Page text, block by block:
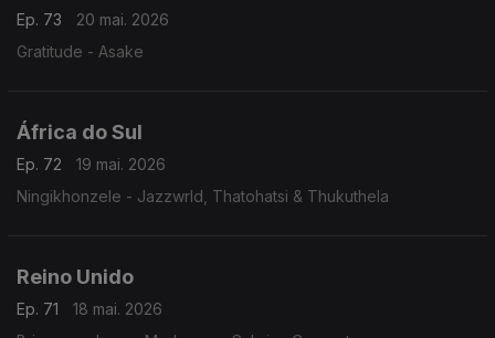
Ep. 73
20 mai. 2026
Gratitude - Asake
África do Sul
Ep. 72
19 mai. 2026
Ningikhonzele - Jazzwrld, Thatohatsi & Thukuthela
Reino Unido
Ep. 71
18 mai. 2026